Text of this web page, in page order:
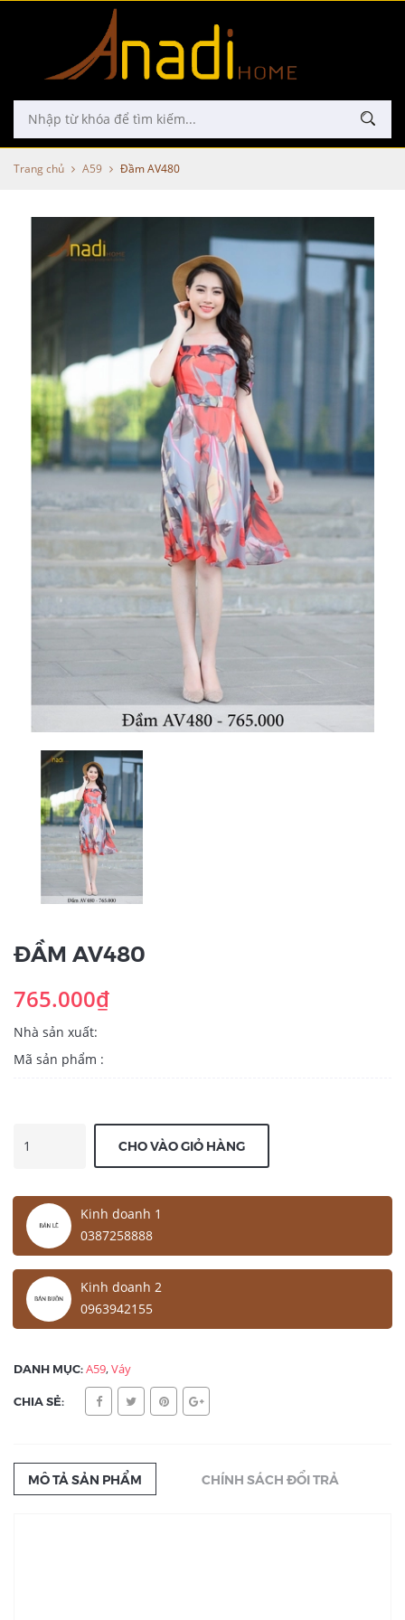
Trang chủ A59 Đầm AV480
ĐẦM AV480
765.000₫
Nhà sản xuất:
Mã sản phẩm :
CHO VÀO GIỎ HÀNG
Kinh doanh 1
0387258888
Kinh doanh 2
0963942155
DANH MỤC:A59,Váy
CHIA SẺ:
MÔ TẢ SẢN PHẨM CHÍNH SÁCH ĐỔI TRẢ